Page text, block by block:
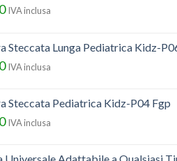
IVA inclusa
Steccata Lunga Pediatrica Kidz-
IVA inclusa
Steccata Pediatrica Kidz-P04 Fgp
IVA inclusa
Universale Adattabile a Qualsiasi